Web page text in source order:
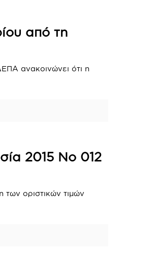
από τη
ανακοινώνει ότι η
2015 Νο 012
οριστικών τιμών